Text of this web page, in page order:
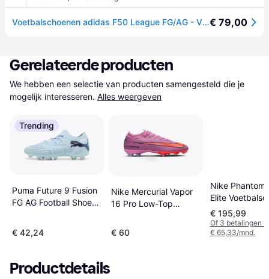
Voetbalschoenen adidas F50 League FG/AG - Violet€ 79,00
Gerelateerde producten
We hebben een selectie van producten samengesteld die je
mogelijk interesseren. Alles weergeven
Trending
Puma Future 9 Fusion
FG AG Football Shoes
€ 42,24
Nike Mercurial Vapor
16 Pro Low-Top
Roze
€ 60
Nike
Elite
- Rood
€ 195,99
Of 3 betalingen
€ 65,33/mnd.
Productdetails